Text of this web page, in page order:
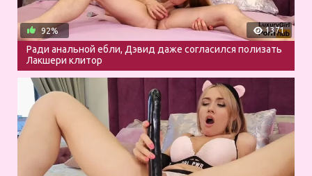
1371
92%
Ради анальной ебли, Дэвид даже согласился полизать
Лакшери клитор